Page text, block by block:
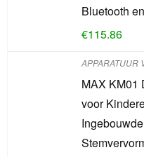
Bluetooth
€115.86
APPARATUUR
MAX KM01
voor